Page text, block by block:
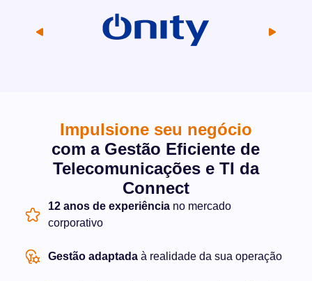
Impulsione seu negócio
com a Gestão Eficiente de
Telecomunicações e TI da
Connect
12 anos de experiênciano mercado
corporativo
Gestão adaptadaà realidade da sua operação